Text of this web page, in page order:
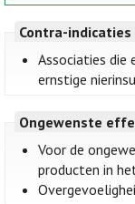
Contra-indicaties
Associaties die
ernstige
Ongewenste
Voor de
producten in